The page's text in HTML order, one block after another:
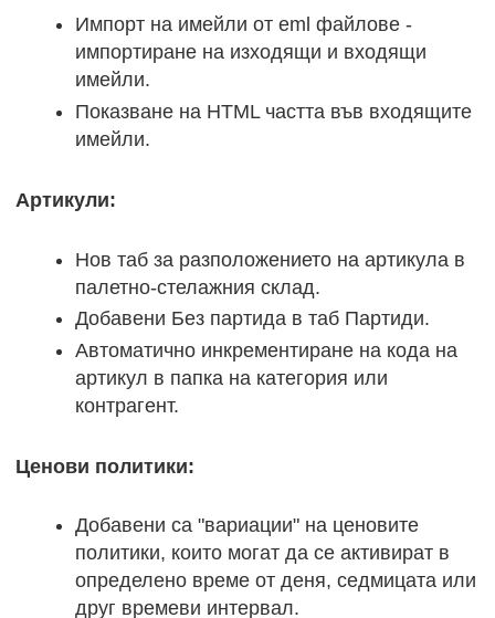
Импорт на имейли от eml файлове -
импортиране на изходящи и входящи
имейли.
Показване на HTML частта във входящите
имейли.
Артикули:
Нов таб за разположението на артикула в
палетно-стелажния склад.
Добавени Без партида в таб Партиди.
Автоматично инкрементиране на кода на
артикул в папка на категория или
контрагент.
Ценови политики:
Добавени са "вариации" на ценовите
политики, които могат да се активират в
определено време от деня, седмицата или
друг времеви интервал.